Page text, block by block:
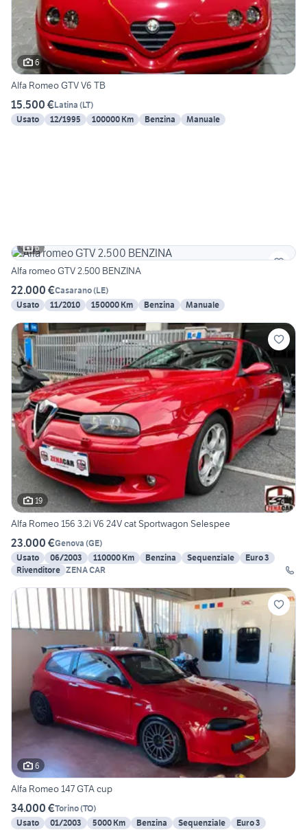
6
Alfa Romeo GTV V6 TB
15.500 €Latina (LT)
Usato
12/1995 100000 Km Benzina Manuale
6
Alfa romeo GTV 2.500 BENZINA
22.000 €Casarano(LE)
Usato
11/2010 150000 Km Benzina Manuale
19
Alfa Romeo 156 3.2i V6 24V cat Sportwagon Selespee
23.000 €Genova (GE)
Usato
06/2003 110000 Km Benzina Sequenziale
Euro 3
Rivenditore ZENA CAR
6
Alfa Romeo 147 GTA cup
34.000 €Torino(TO)
Usato
01/2003 5000 Km Benzina Sequenziale Euro 3